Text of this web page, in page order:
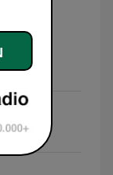
ร)